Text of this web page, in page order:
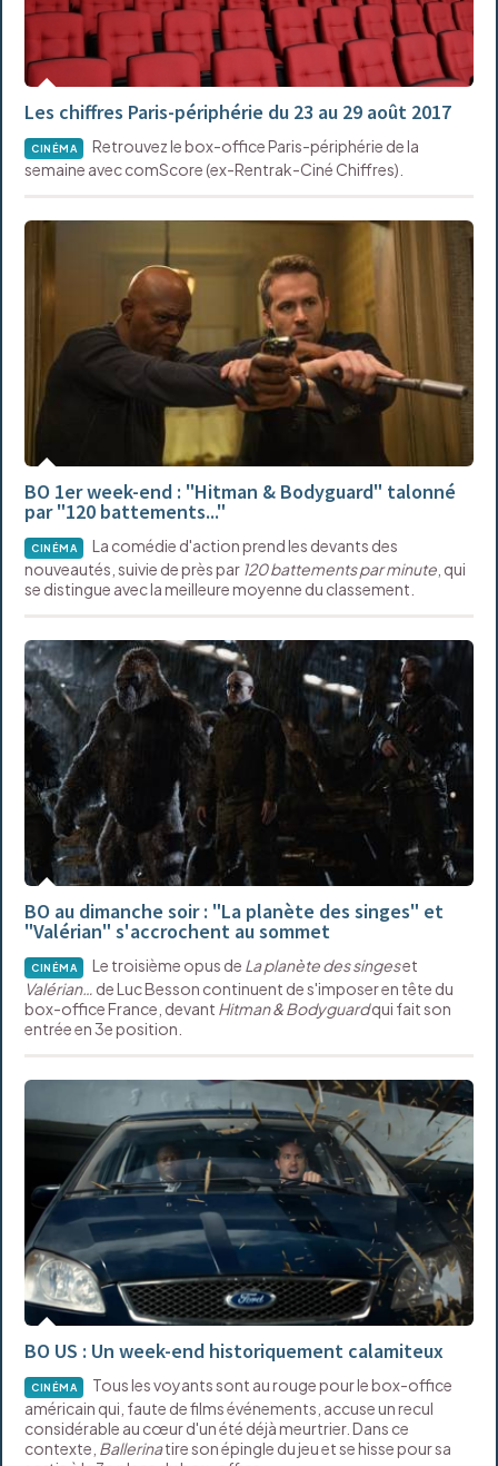
Les chiffres Paris-périphérie du 23 au 29 août 2017
CINÉMA
Retrouvez le box-office Paris-périphérie de la
semaine avec comScore (ex-Rentrak-Ciné Chiffres).
BO 1er week-end : "Hitman & Bodyguard" talonné
par "120 battements..."
CINÉMA
La comédie d'action prend les devants des
nouveautés, suivie de près par 120 battements par minute , qui
se distingue avec la meilleure moyenne du classement.
BO au dimanche soir : "La planète des singes" et
"Valérian" s'accrochent au sommet
CINÉMA Le troisième opus de La planète des singeset
Valérian… de Luc Besson continuent de s'imposer en tête du
box-office France, devant Hitman & Bodyguardqui fait son
entrée en 3e position.
BO US : Un week-end historiquement calamiteux
CINÉMA
Tous les voyants sont au rouge pour le box-office
américain qui, faute de films événements, accuse un recul
considérable au cœur d'un été déjà meurtrier. Dans ce
contexte, Ballerinatire son épingle du jeu et se hisse pour sa